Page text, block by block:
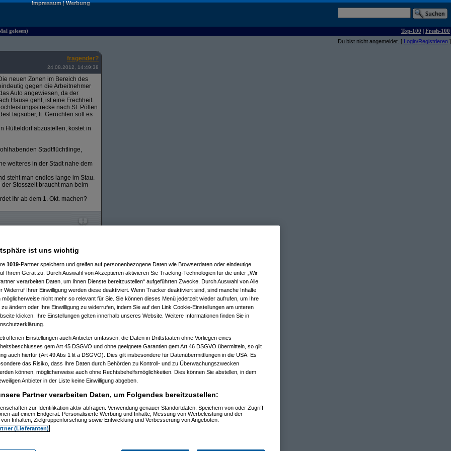
Impressum|Werbung
gelesen) Top-100 | Fresh-100
Du bist nicht angemeldet. [ Login/Registrieren ]
fragender?
24.08.2012, 14:49:38
neuen Zonen im Bereich des
gegen die Arbeitnehmer
Auto angewiesen, da der
Hause geht, ist eine Frechheit.
nach St. Pölten
tagsüber, lt. Gerüchten soll es
Hütteldorf abzustellen, kostet in
Stadtflüchtlinge,
weiteres in der Stadt nahe dem
steht man endlos lange im Stau.
Stosszeit braucht man beim
Ihr ab dem 1. Okt. machen?
10:59:10)
14:09:38)
18:11:13)
18:38:09)
am 26.08.2012, 18:58:27)
ist uns wichtig
1019-Partner speichern und greifen auf personenbezogene Daten wie Browserdaten oder eindeutige
Ihrem Gerät zu. Durch Auswahl von Akzeptieren aktivieren Sie Tracking-Technologien für die unter „Wir
verarbeiten Daten, um Ihnen Dienste bereitzustellen“ aufgeführten Zwecke. Durch Auswahl von Alle
Widerruf Ihrer Einwilligung werden diese deaktiviert. Wenn Tracker deaktiviert sind, sind manche Inhalte
möglicherweise nicht mehr so relevant für Sie. Sie können dieses Menü jederzeit wieder aufrufen, um Ihre
zu ändern oder Ihre Einwilligung zu widerrufen, indem Sie auf den Link Cookie-Einstellungen am unteren
klicken. Ihre Einstellungen gelten innerhalb unseres Website. Weitere Informationen finden Sie in
Einstellungen auch Anbieter umfassen, die Daten in Drittstaaten ohne Vorliegen eines
gem Art 45 DSGVO und ohne geeignete Garantien gem Art 46 DSGVO übermitteln, so gilt
auch hierfür (Art 49 Abs 1 lit a DSGVO). Dies gilt insbesondere für Datenübermittlungen in die USA. Es
das Risiko, dass Ihre Daten durch Behörden zu Kontroll- und zu Überwachungszwecken
können, möglicherweise auch ohne Rechtsbehelfsmöglichkeiten. Dies können Sie abstellen, in dem
Anbieter in der Liste keine Einwilligung abgeben.
Partner verarbeiten Daten, um Folgendes bereitzustellen:
zur Identifikation aktiv abfragen. Verwendung genauer Standortdaten. Speichern von oder Zugriff
auf einem Endgerät. Personalisierte Werbung und Inhalte, Messung von Werbeleistung und der
Inhalten, Zielgruppenforschung sowie Entwicklung und Verbesserung von Angeboten.
(Lieferanten)